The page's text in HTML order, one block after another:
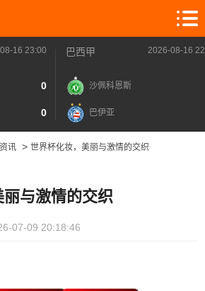
16 23:00
0
0
巴西甲 2026-08-16
沙佩科恩斯
巴伊亚
讯> 世界杯化妆，美丽与激情的交织
与激情的交织
07-09 20:18:46